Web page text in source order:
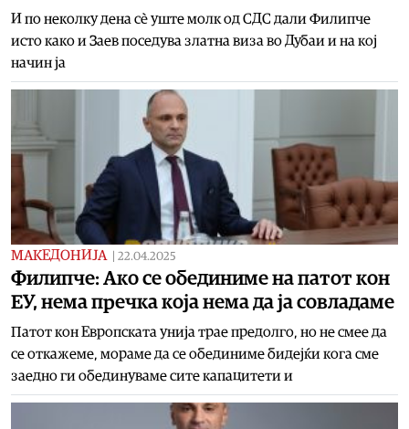
И по неколку дена сè уште молк од СДС дали Филипче
исто како и Заев поседува златна виза во Дубаи и на кој
начин ја
МАКЕДОНИЈА 22.04.2025
Филипче: Ако се обединиме на патот кон
ЕУ, нема пречка која нема да ја совладаме
Патот кон Европската унија трае предолго, но не смее да
се откажеме, мораме да се обединиме бидејќи кога сме
заедно ги обединуваме сите капацитети и